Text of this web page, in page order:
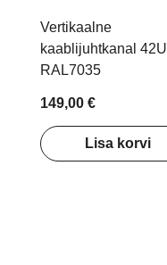
Vertikaalne
kaablijuhtkanal 42U
RAL7035
149,00 €
Lisa korvi